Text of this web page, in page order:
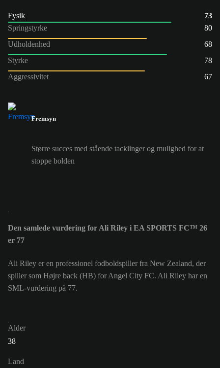
Fysik
73
Springstyrke
80
Udholdenhed
68
Styrke
78
Aggressivitet
67
Fremsyn
Større succes med stående tacklinger og mulighed for at
stoppe bolden
Den samlede vurdering for Ali Riley i EA SPORTS FC™ 26
er 77
Ali Riley er en professionel fodboldspiller fra New Zealand, der
spiller som Højre back (HB) for Angel City FC. Ali Riley har en
SML-vurdering på 77.
Alder
38
Land